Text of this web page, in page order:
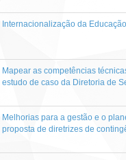
Internacionalização da
Mapear as competências
estudo de caso da Diretoria de
Melhorias para a gestão e o
proposta de diretrizes de